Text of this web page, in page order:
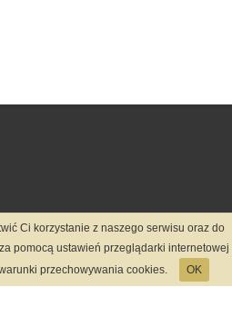
Ci korzystanie z naszego serwisu oraz do
pomocą ustawień przeglądarki internetowej
przechowywania cookies.
OK